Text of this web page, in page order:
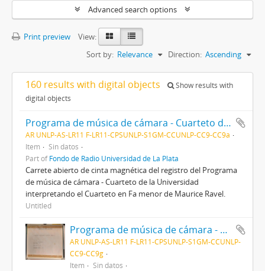
Advanced search options
Print preview
View:
Sort by: Relevance Direction: Ascending
160 results with digital objects
Show results with
digital objects
Programa de música de cámara - Cuarteto de la Universidad
AR UNLP-AS-LR11 F-LR11-CPSUNLP-S1GM-CCUNLP-CC9-CC9a
Item
Sin datos
Part ofFondo de Radio Universidad de La Plata
Carrete abierto de cinta magnética del registro del Programa
de música de cámara - Cuarteto de la Universidad
interpretando el Cuarteto en Fa menor de Maurice Ravel.
Untitled
Programa de música de cámara - Cuarteto de la Universidad
AR UNLP-AS-LR11 F-LR11-CPSUNLP-S1GM-CCUNLP-
CC9-CC9g
Item
Sin datos